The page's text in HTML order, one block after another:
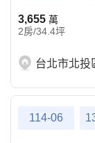
3,655 萬
2房/34.4坪
台北市北投
114-06